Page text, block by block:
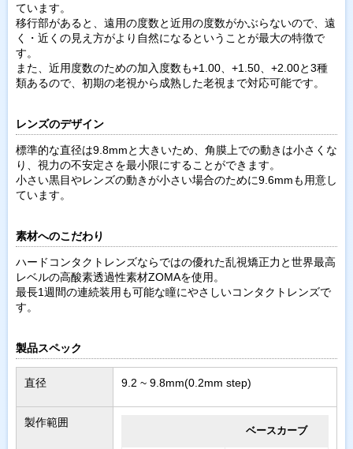
ています。
移行部があると、遠用の度数と近用の度数がかぶらないので、遠
く・近くの見え方がより自然になるということが最大の特徴で
す。
また、近用度数のための加入度数も+1.00、+1.50、+2.00と3種
類あるので、初期の老視から成熟した老視まで対応可能です。
レンズのデザイン
標準的な直径は9.8mmと大きいため、角膜上での動きは小さくな
り、視力の不安定さを最小限にすることができます。
小さい黒目やレンズの動きが小さい場合のために9.6mmも用意し
ています。
素材へのこだわり
ハードコンタクトレンズならではの優れた乱視矯正力と世界最高
レベルの高酸素透過性素材ZOMAを使用。
最長1週間の連続装用も可能な瞳にやさしいコンタクトレンズで
す。
製品スペック
直径 9.2 ~ 9.8mm(0.2mm step)
製作範囲
ベースカーブ